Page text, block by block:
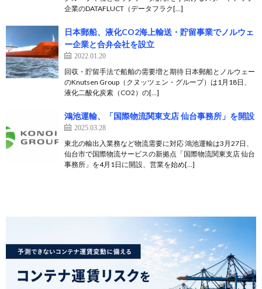
企業のDATAFLUCT（データフラク[…]
日本郵船、液化CO2海上輸送・貯留事業でノルウェ
ー企業と合弁会社を設立
2022.01.20
回収・貯留手法で船舶の需要増と期待 日本郵船とノルウェー
のKnutsen Group（クヌッツェン・グループ）は1月18日、
液化二酸化炭素（CO2）の[…]
鴻池運輸、「国際物流関東支店 仙台事務所」を開設
2025.03.28
東北の輸出入業務など物流需要に対応 鴻池運輸は3月27日、
仙台市で国際物流サービスの新拠点「国際物流関東支店 仙台
事務所」を4月1日に開設、営業を始め[…]